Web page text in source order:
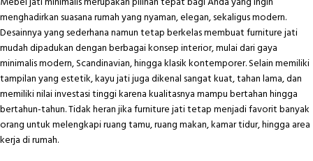
menghadirkan suasana rumah yang nyaman, elegan, sekaligus modern.
Desainnya yang sederhana namun tetap berkelas membuat furniture jati
mudah dipadukan dengan berbagai konsep interior, mulai dari gaya
minimalis modern, Scandinavian, hingga klasik kontemporer. Selain memiliki
tampilan yang estetik, kayu jati juga dikenal sangat kuat, tahan lama, dan
memiliki nilai investasi tinggi karena kualitasnya mampu bertahan hingga
bertahun-tahun. Tidak heran jika furniture jati tetap menjadi favorit banyak
orang untuk melengkapi ruang tamu, ruang makan, kamar tidur, hingga area
kerja di rumah.